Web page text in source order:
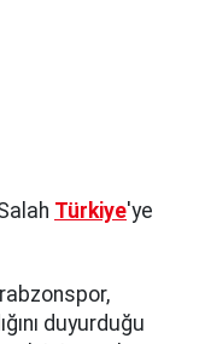
Türkiye'ye
duyurduğu